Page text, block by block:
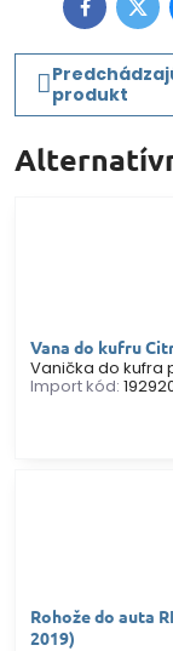
Facebook
produkt
Vana do kufru
Vanička do kufra
Import kód:
Rohože do auta
2019)